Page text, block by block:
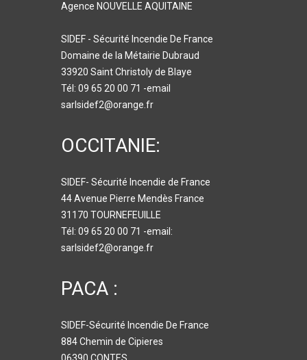
Agence NOUVELLE AQUITAINE
SIDEF - Sécurité Incendie De France
Domaine de la Métairie Dubraud
33920 Saint Christoly de Blaye
Tél: 09 65 20 00 71 -email
sarlsidef2@orange.fr
OCCITANIE:
SIDEF- Sécurité Incendie de France
44 Avenue Pierre Mendès France
31170 TOURNEFEUILLE
Tél: 09 65 20 00 71 -email:
sarlsidef2@orange.fr
PACA :
SIDEF-Sécurité Incendie De France
884 Chemin de Cipieres